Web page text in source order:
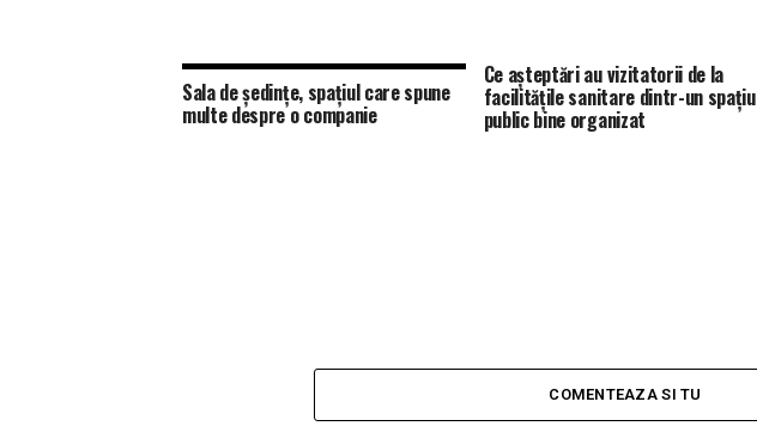
Sala de ședințe, spațiul care spune
multe despre o companie
Ce așteptări au vizitatorii de la
facilitățile sanitare dintr-un spațiu
public bine organizat
COMENTEAZA SI TU